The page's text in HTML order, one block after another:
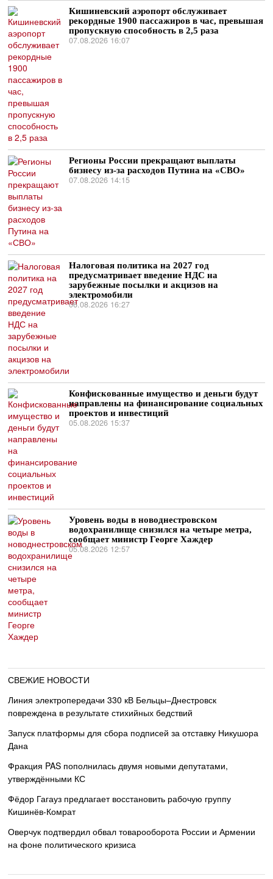
Кишиневский аэропорт обслуживает
рекордные 1900 пассажиров в час, превышая
пропускную способность в 2,5 раза
07.08.2026 16:07
Регионы России прекращают выплаты
бизнесу из-за расходов Путина на «СВО»
07.08.2026 14:15
Налоговая политика на 2027 год
предусматривает введение НДС на
зарубежные посылки и акцизов на
электромобили
06.08.2026 16:27
Конфискованные имущество и деньги будут
направлены на финансирование социальных
проектов и инвестиций
05.08.2026 15:37
Уровень воды в новоднестровском
водохранилище снизился на четыре метра,
сообщает министр Георге Хаждер
05.08.2026 12:57
СВЕЖИЕ НОВОСТИ
Линия электропередачи 330 кВ Бельцы–Днестровск
повреждена в результате стихийных бедствий
Запуск платформы для сбора подписей за отставку Никушора
Дана
Фракция PAS пополнилась двумя новыми депутатами,
утверждёнными КС
Фёдор Гагауз предлагает восстановить рабочую группу
Кишинёв-Комрат
Оверчук подтвердил обвал товарооборота России и Армении
на фоне политического кризиса